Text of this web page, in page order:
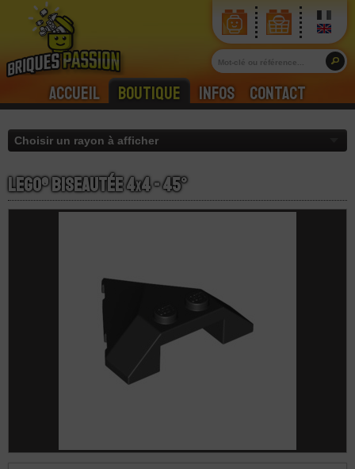
Accueil Boutique Infos Contact
LEGO® Biseautée 4x4 - 45°